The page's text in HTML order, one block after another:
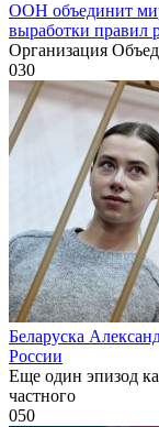
ООН объединит
выработки правил
Организация
030
Беларуска
России
Еще один эпизод
частного
050